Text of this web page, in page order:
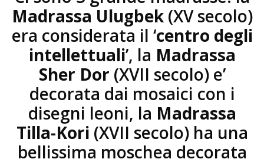
Madrassa Ulugbek(XV secolo)
era considerata il ‘centro degli
intellettuali’, la Madrassa
Sher Dor (XVII secolo) e’
decorata dai mosaici con i
disegni leoni, la Madrassa
Tilla-Kori (XVII secolo) ha una
bellissima moschea decorata